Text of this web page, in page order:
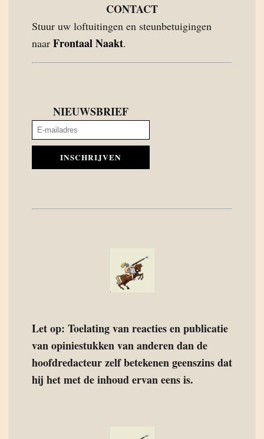
CONTACT
Stuur uw loftuitingen en steunbetuigingen
naar Frontaal Naakt.
NIEUWSBRIEF
INSCHRIJVEN
Let op: Toelating van reacties en publicatie
van opiniestukken van anderen dan de
hoofdredacteur zelf betekenen geenszins dat
hij het met de inhoud ervan eens is.